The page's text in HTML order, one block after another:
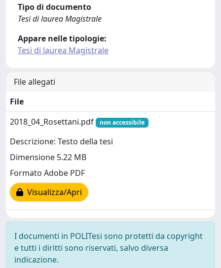
Tipo di documento
Tesi di laurea Magistrale
Appare nelle tipologie:
Tesi di laurea Magistrale
File allegati
File
2018_04_Rosettani.pdf
non accessibile
Descrizione: Testo della tesi
Dimensione 5.22 MB
Formato Adobe PDF
Visualizza/Apri
I documenti in POLITesi sono protetti da copyright
e tutti i diritti sono riservati, salvo diversa
indicazione.